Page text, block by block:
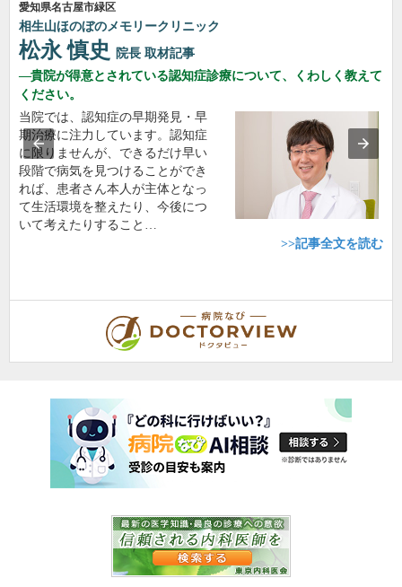
愛知県名古屋市緑区
相生山ほのぼのメモリークリニック
松永 慎史 院長 取材記事
貴院が得意とされている認知症診療について、くわしく教えて
ください。
当院では、認知症の早期発見・早
期治療に注力しています。認知症
に限りませんが、できるだけ早い
段階で病気を見つけることができ
れば、患者さん本人が主体となっ
て生活環境を整えたり、今後につ
いて考えたりすること…
>>記事全文を読む